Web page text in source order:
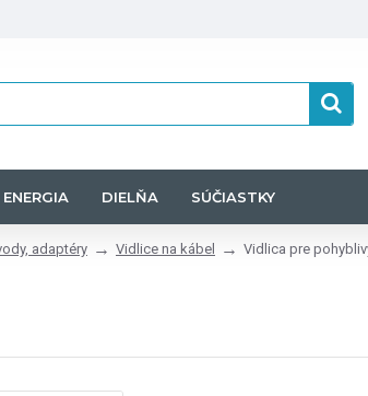
ENERGIA DIELŇA SÚČIASTKY
adaptéry Vidlice na kábel Vidlica pre